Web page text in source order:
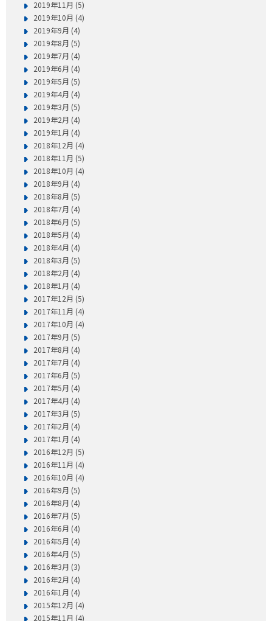
2019年11月 (5)
2019年10月 (4)
2019年9月 (4)
2019年8月 (5)
2019年7月 (4)
2019年6月 (4)
2019年5月 (5)
2019年4月 (4)
2019年3月 (5)
2019年2月 (4)
2019年1月 (4)
2018年12月 (4)
2018年11月 (5)
2018年10月 (4)
2018年9月 (4)
2018年8月 (5)
2018年7月 (4)
2018年6月 (5)
2018年5月 (4)
2018年4月 (4)
2018年3月 (5)
2018年2月 (4)
2018年1月 (4)
2017年12月 (5)
2017年11月 (4)
2017年10月 (4)
2017年9月 (5)
2017年8月 (4)
2017年7月 (4)
2017年6月 (5)
2017年5月 (4)
2017年4月 (4)
2017年3月 (5)
2017年2月 (4)
2017年1月 (4)
2016年12月 (5)
2016年11月 (4)
2016年10月 (4)
2016年9月 (5)
2016年8月 (4)
2016年7月 (5)
2016年6月 (4)
2016年5月 (4)
2016年4月 (5)
2016年3月 (3)
2016年2月 (4)
2016年1月 (4)
2015年12月 (4)
2015年11月 (4)